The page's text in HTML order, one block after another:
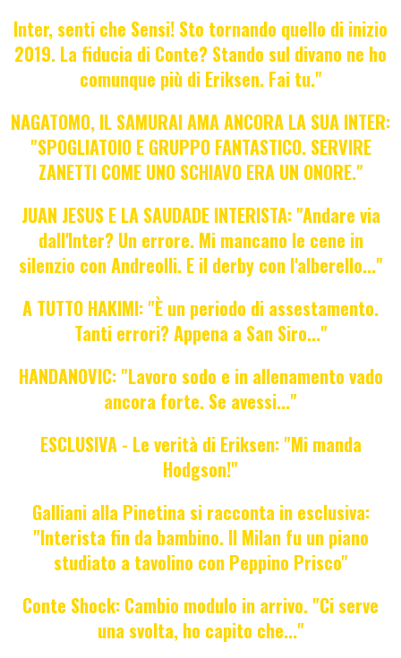
Inter, senti che Sensi! Sto tornando quello di inizio
2019. La fiducia di Conte? Stando sul divano ne ho
comunque più di Eriksen. Fai tu."
NAGATOMO, IL SAMURAI AMA ANCORA LA SUA INTER:
"SPOGLIATOIO E GRUPPO FANTASTICO. SERVIRE
ZANETTI COME UNO SCHIAVO ERA UN ONORE."
JUAN JESUS E LA SAUDADE INTERISTA: "Andare via
dall'Inter? Un errore. Mi mancano le cene in
silenzio con Andreolli. E il derby con l'alberello..."
A TUTTO HAKIMI: "È un periodo di assestamento.
Tanti errori? Appena a San Siro..."
HANDANOVIC: "Lavoro sodo e in allenamento vado
ancora forte. Se avessi..."
ESCLUSIVA - Le verità di Eriksen: "Mi manda
Hodgson!"
Galliani alla Pinetina si racconta in esclusiva:
"Interista fin da bambino. Il Milan fu un piano
studiato a tavolino con Peppino Prisco"
Conte Shock: Cambio modulo in arrivo. "Ci serve
una svolta, ho capito che..."